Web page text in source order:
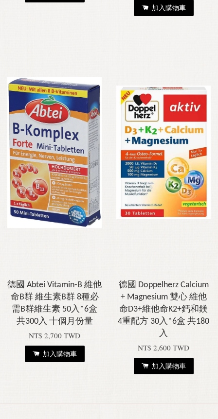
加入購物車
德國 Abtei Vitamin-B 維他
命B群 維生素B群 8種必
需B群維生素 50入*6盒
共300入 十個月份量
NT$ 2,700 TWD
加入購物車
德國 Doppelherz Calcium
+ Magnesium 雙心 維他
命D3+維他命K2+鈣和鎂
4重配方 30入*6盒 共180
入
NT$ 2,600 TWD
加入購物車